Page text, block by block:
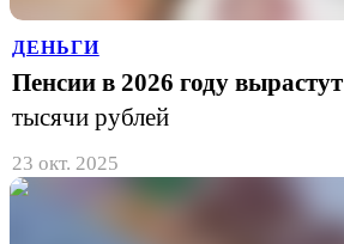
ДЕНЬГИ
Пенсии в 2026 году вырастут
тысячи рублей
23 окт. 2025